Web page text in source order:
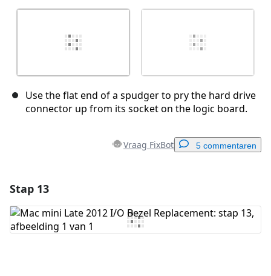
Use the flat end of a spudger to pry the hard drive
connector up from its socket on the logic board.
Vraag FixBot 5 commentaren
Voeg opmerking toe
Stap 13